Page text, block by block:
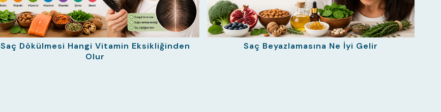
Saç Dökülmesi Hangi Vitamin Eksikliğinden
Olur
Saç Beyazlamasına Ne İyi Gelir